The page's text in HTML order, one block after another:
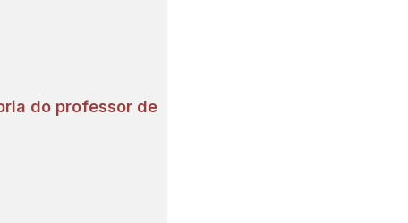
do professor de